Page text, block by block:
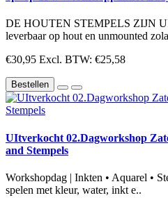
DE HOUTEN STEMPELS ZIJN
leverbaar op hout en unmounted
€30,95 Excl. BTW: €25,58
Bestellen
UItverkocht 02.Dagworkshop
and Stempels
Workshopdag | Inkten • Aquarel •
spelen met kleur, water, inkt e..